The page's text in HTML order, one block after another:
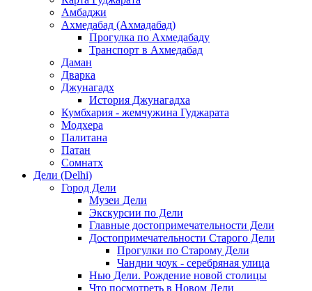
Амбаджи
Ахмедабад (Ахмадабад)
Прогулка по Ахмедабаду
Транспорт в Ахмедабад
Даман
Дварка
Джунагадх
История Джунагадха
Кумбхария - жемчужина Гуджарата
Модхера
Палитана
Патан
Сомнатх
Дели (Delhi)
Город Дели
Музеи Дели
Экскурсии по Дели
Главные достопримечательности Дели
Достопримечательности Старого Дели
Прогулки по Старому Дели
Чандни чоук - серебряная улица
Нью Дели. Рождение новой столицы
Что посмотреть в Новом Дели